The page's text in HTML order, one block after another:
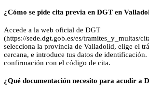
¿Cómo se pide cita previa en DGT en
Accede a la web oficial de DGT
(https://sede.dgt.gob.es/es/tramites_y_multas/
selecciona la provincia de Valladolid, elige el
cercana, e introduce tus datos de identificación.
confirmación con el código de cita.
¿Qué documentación necesito para acudir a